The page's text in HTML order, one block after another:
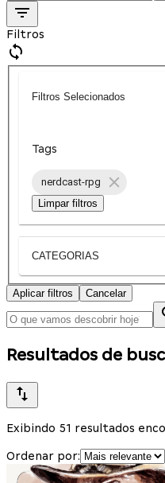
Filtros
Filtros Selecionados
Tags
nerdcast-rpg
Limpar filtros
CATEGORIAS
Aplicar filtros Cancelar
Resultados de
Exibindo 51 resultados
Ordenar por: